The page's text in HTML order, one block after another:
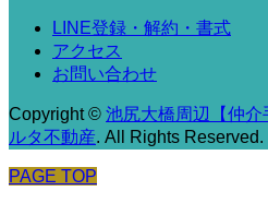
LINE登録・解約・書式
アクセス
お問い合わせ
Copyright© 池尻大橋周辺【仲
ルタ不動産. All Rights Reserved.
PAGE TOP